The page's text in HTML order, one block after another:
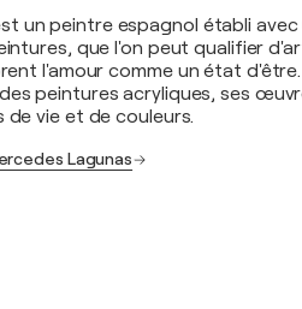
un peintre espagnol établi
que l'on peut qualifier
l'amour comme un état
peintures acryliques, ses
de vie et de couleurs.
Lagunas